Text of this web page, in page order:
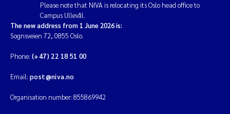
Please note that NIVA is relocating its Oslo head office to
Campus Ullevål.
The new address from 1 June 2026 is:
Sognsveien 72, 0855 Oslo.
Phone: (+47) 22 18 51 00
Email: post@niva.no
Organisation number: 855869942